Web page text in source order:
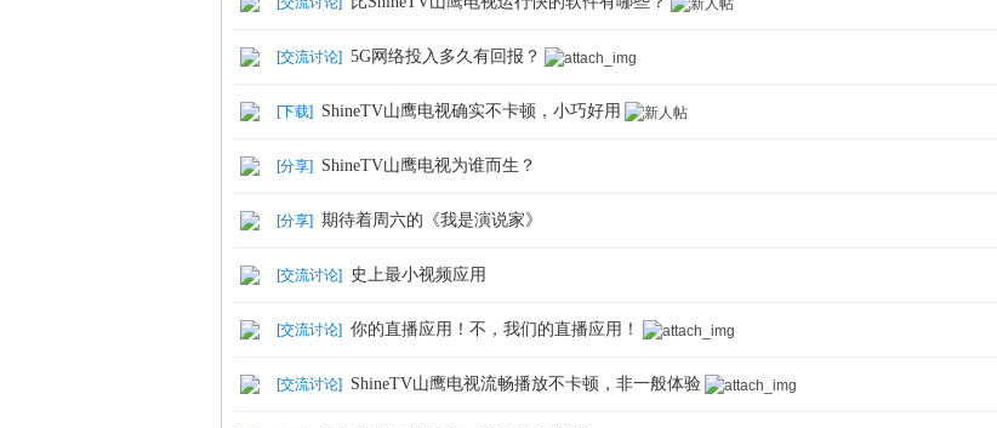
[交流讨论] 5G网络投入多久有回报？
[下载] ShineTV山鹰电视确实不卡顿，小巧好用
[分享] ShineTV山鹰电视为谁而生？
[分享] 期待着周六的《我是演说家》
[交流讨论] 史上最小视频应用
[交流讨论] 你的直播应用！不，我们的直播应用！
[交流讨论] ShineTV山鹰电视流畅播放不卡顿，非一般体验